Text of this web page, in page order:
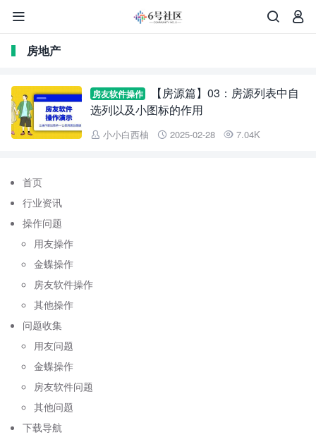



房地产
房友软件操作
【房源篇】03：房源列表中自
选列以及小图标的作用
 小小白西柚  2025-02-28  7.04K
首页
行业资讯
操作问题
用友操作
金蝶操作
房友软件操作
其他操作
问题收集
用友问题
金蝶操作
房友软件问题
其他问题
下载导航